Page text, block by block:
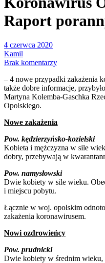
Raport
4 czerwca 2020
Kamil
Brak komentarzy
– 4 nowe przypadki zakażenia
także dobre informacje,
Martyna Kolemba-Gaschka
Opolskiego.
Nowe zakażenia
Pow. kędzierzyńsko-kozielski
Kobieta i mężczyzna w sile
dobry, przebywają w
Pow. namysłowski
Dwie kobiety w sile wieku.
i miejscu pobytu.
Łącznie w woj. opolskim
zakażenia koronawirusem.
Nowi ozdrowieńcy
Pow. prudnicki
Dwie kobiety w średnim